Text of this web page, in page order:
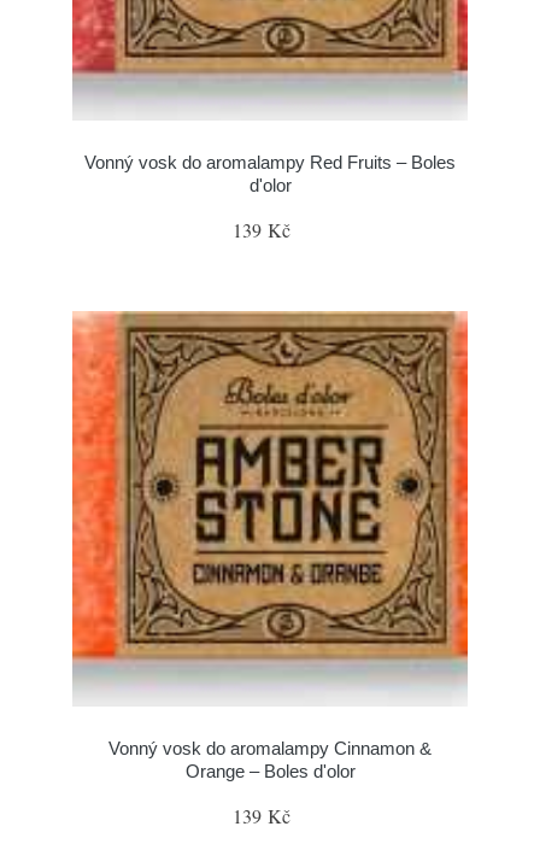
Vonný vosk do aromalampy Red Fruits – Boles
d'olor
139 Kč
Vonný vosk do aromalampy Cinnamon &
Orange – Boles d'olor
139 Kč